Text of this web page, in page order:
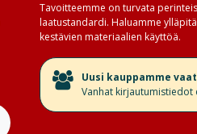
Tavoitteemme on turvata
laatustandardi. Haluamme
kestävien materiaalien käyttöä.
​Uusi kauppamme
Vanhat kirjautumistiedot